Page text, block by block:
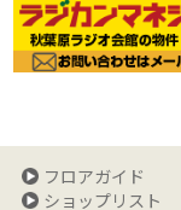
フロアガイド
ショップリスト